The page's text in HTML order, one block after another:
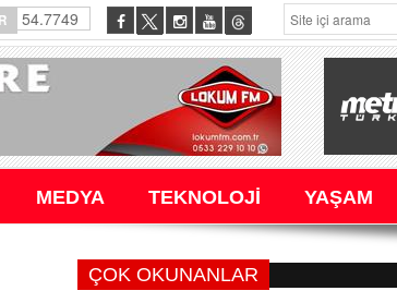
54.7749
MEDYA TEKNOLOJİ YAŞAM
ÇOK OKUNANLAR